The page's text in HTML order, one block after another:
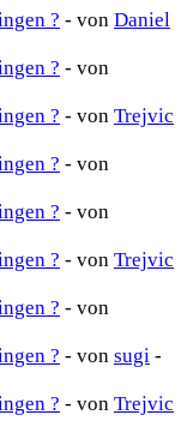
? - von Daniel
? - von
? - von Trejvic
? - von
? - von
? - von Trejvic
? - von
? - von sugi -
? - von Trejvic